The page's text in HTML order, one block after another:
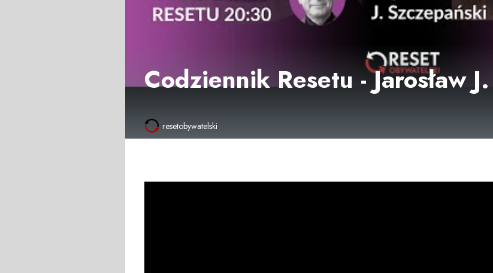
Codziennik Resetu - Jarosław
resetobywatelski